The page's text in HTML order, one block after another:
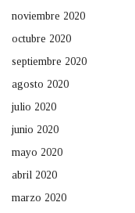
noviembre 2020
octubre 2020
septiembre 2020
agosto 2020
julio 2020
junio 2020
mayo 2020
abril 2020
marzo 2020